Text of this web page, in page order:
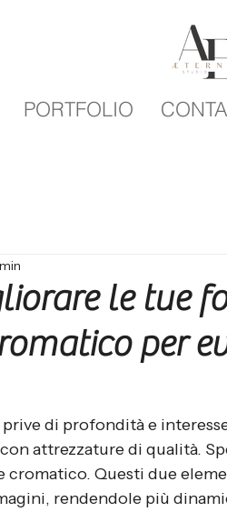
PORTFOLIO
le tue
per
di profondità e
attrezzature di qualità.
cromatico. Questi due
rendendole più